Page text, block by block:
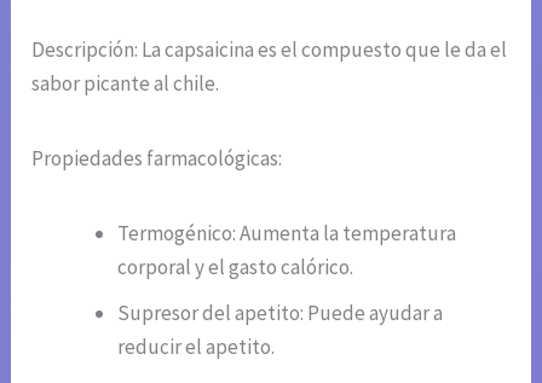
Descripción: La capsaicina es el compuesto que le da el
sabor picante al chile.
Propiedades farmacológicas:
Termogénico: Aumenta la temperatura
corporal y el gasto calórico.
Supresor del apetito: Puede ayudar a
reducir el apetito.